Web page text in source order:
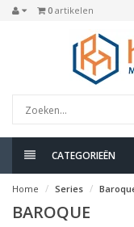
0 artikelen
CATEGORIEËN
Home Series
BAROQUE